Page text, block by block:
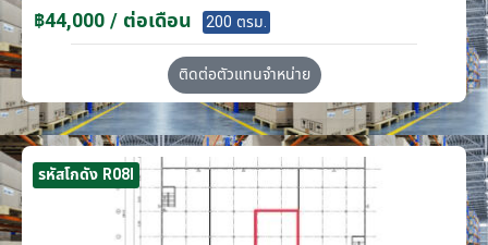
฿44,000 / ต่อเดือน 200 ตรม.
ติดต่อตัวแทนจำหน่าย
รหัสโกดัง R08I